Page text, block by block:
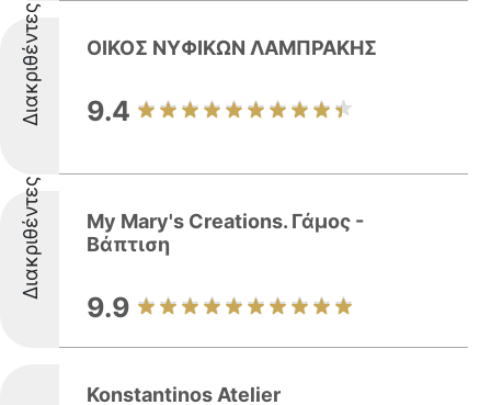
Διακριθέντες ΟΙΚΟΣ ΝΥΦΙΚΩΝ ΛΑΜΠΡΑΚΗΣ
9.4
Διακριθέντες
My Mary's Creations. Γάμος -
Βάπτιση
9.9
Konstantinos Atelier